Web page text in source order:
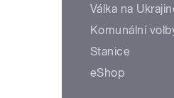
Válka na
Komunální
Stanice
eShop